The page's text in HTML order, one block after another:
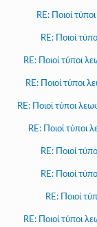
RE: Ποιοί
RE: Ποιοί
RE: Ποιοί τύποι
RE: Ποιοί τύποι
RE: Ποιοί τύποι
RE: Ποιοί
RE: Ποιοί
RE: Ποιοί
RE: Ποιοί
RE: Ποιοί τύποι